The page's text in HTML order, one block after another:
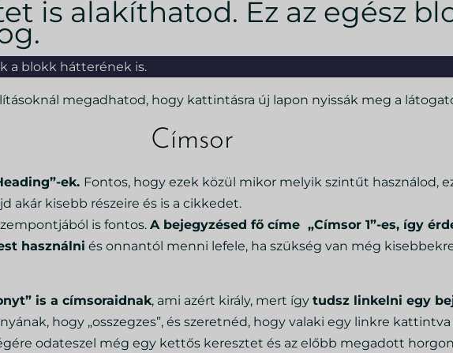
is alakíthatod. Ez az egész
a blokk hátterének is.
megadhatod, hogy kattintásra új lapon nyissák meg a
Címsor
ek. Fontos, hogy ezek közül mikor melyik szintűt használod,
akár kisebb részeire és is a cikkedet.
is fontos. A bejegyzésed fő címe „Címsor 1”-es, így
használni és onnantól menni lefele, ha szükség van még
is a címsoraidnak, ami azért király, mert így tudsz linkelni egy
hogy „osszegzes”, és szeretnéd, hogy valaki egy linkre
odateszel még egy kettős keresztet és az előbb megadott